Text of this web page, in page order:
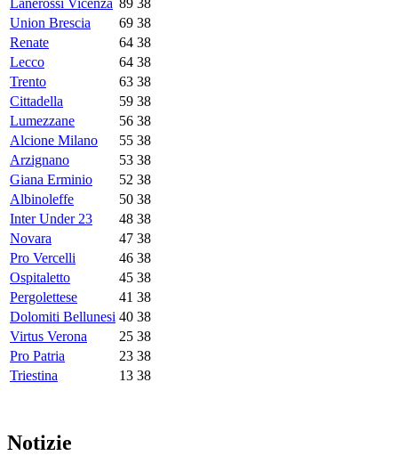
Lanerossi Vicenza 89 38
Union Brescia
69 38
Renate
64 38
Lecco
64 38
Trento
63 38
Cittadella
59 38
Lumezzane
56 38
Alcione Milano
55 38
Arzignano
53 38
Giana Erminio
52 38
Albinoleffe
50 38
Inter Under 23
48 38
Novara
47 38
Pro Vercelli
46 38
Ospitaletto
45 38
Pergolettese
41 38
Dolomiti Bellunesi 40 38
Virtus Verona
25 38
Pro Patria
23 38
Triestina
13 38
Notizie